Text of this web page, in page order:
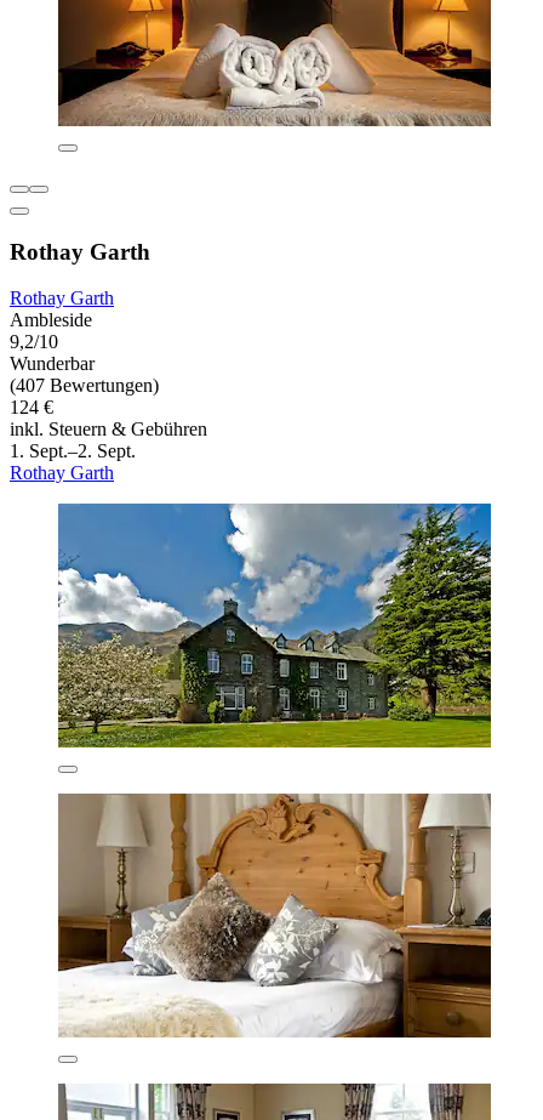
Rothay Garth
Rothay Garth
Ambleside
9,2/10
Wunderbar
(407 Bewertungen)
124 €
inkl. Steuern & Gebühren
1. Sept.–2. Sept.
Rothay Garth